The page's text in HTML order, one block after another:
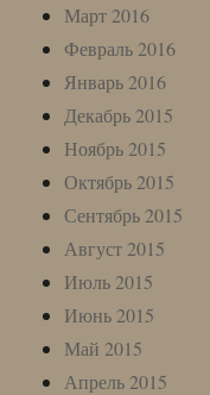
Март 2016
Февраль 2016
Январь 2016
Декабрь 2015
Ноябрь 2015
Октябрь 2015
Сентябрь 2015
Август 2015
Июль 2015
Июнь 2015
Май 2015
Апрель 2015